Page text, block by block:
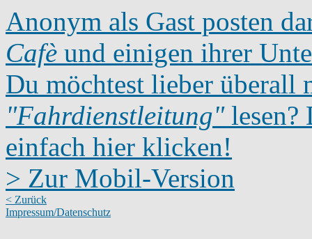
Anonym als Gast posten
Cafè und einigen ihrer
Du möchtest lieber überall
"Fahrdienstleitung"lesen?
einfach hier klicken!
> Zur Mobil-Version
< Zurück
Impressum/Datenschutz